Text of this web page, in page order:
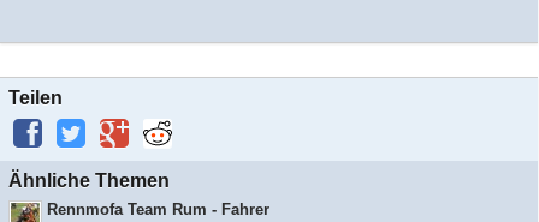
Teilen
Ähnliche Themen
Rennmofa Team Rum - Fahrer